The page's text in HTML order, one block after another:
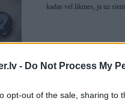
- Do Not Process My
opt-out of the sale, sharing to
kadas vel likmes, ja uz